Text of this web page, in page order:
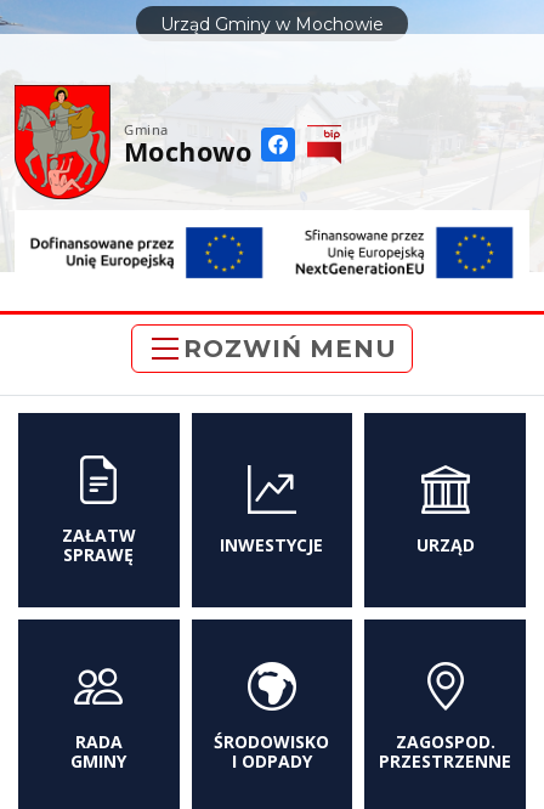
treści
Urząd Gminy w Mochowie
Gmina
Mochowo
ROZWIŃ MENU
ZAŁATW
SPRAWĘ
INWESTYCJE URZĄD
RADA
GMINY
ŚRODOWISKO
I ODPADY
ZAGOSPOD.
PRZESTRZENNE